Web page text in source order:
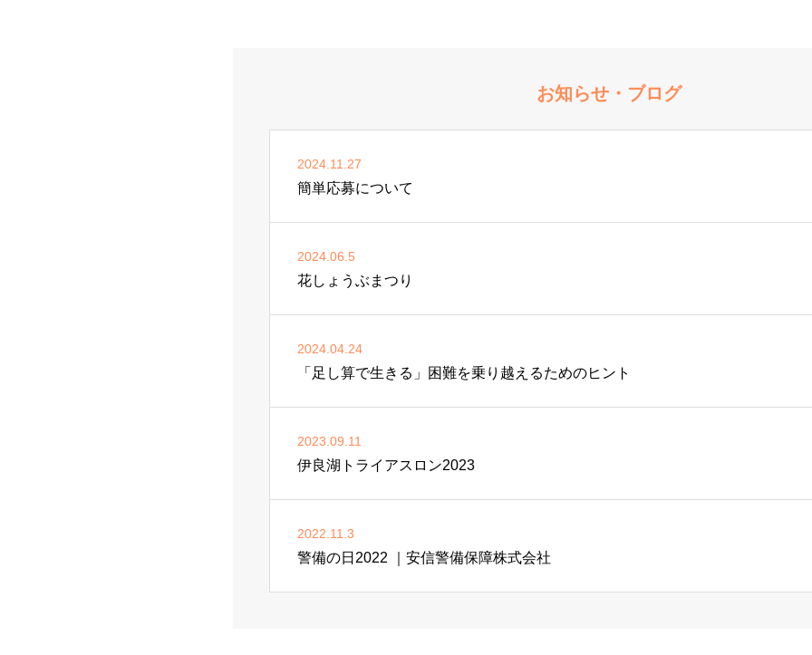
お知らせ・ブログ
2024.11.27
簡単応募について
2024.06.5
花しょうぶまつり
2024.04.24
「足し算で生きる」困難を乗り越えるためのヒント
2023.09.11
伊良湖トライアスロン2023
2022.11.3
警備の日2022 ｜安信警備保障株式会社